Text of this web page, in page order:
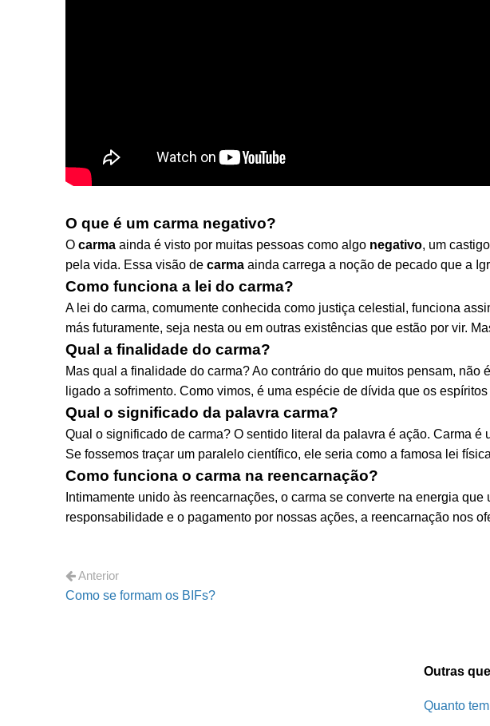
O que é um carma negativo?
O carma ainda é visto por muitas pessoas como algo negativo, um
pela vida. Essa visão de carma ainda carrega a noção de pecado que a
Como funciona a lei do carma?
A lei do carma, comumente conhecida como justiça celestial, funciona
más futuramente, seja nesta ou em outras existências que estão por vir.
Qual a finalidade do carma?
Mas qual a finalidade do carma? Ao contrário do que muitos pensam,
ligado a sofrimento. Como vimos, é uma espécie de dívida que os
Qual o significado da palavra carma?
Qual o significado de carma? O sentido literal da palavra é ação. Carma
Se fossemos traçar um paralelo científico, ele seria como a famosa lei
Como funciona o carma na reencarnação?
Intimamente unido às reencarnações, o carma se converte na energia
responsabilidade e o pagamento por nossas ações, a reencarnação nos
Anterior
Como se formam os BIFs?
Outras
Quanto